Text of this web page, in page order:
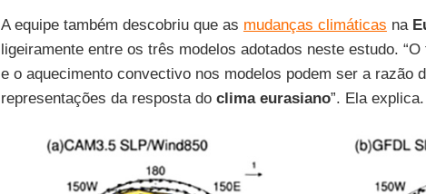
A equipe também descobriu que as mudanças climáticas na
ligeiramente entre os três modelos adotados neste estudo.
e o aquecimento convectivo nos modelos podem ser a razão
representações da resposta do clima eurasiano”. Ela explica.